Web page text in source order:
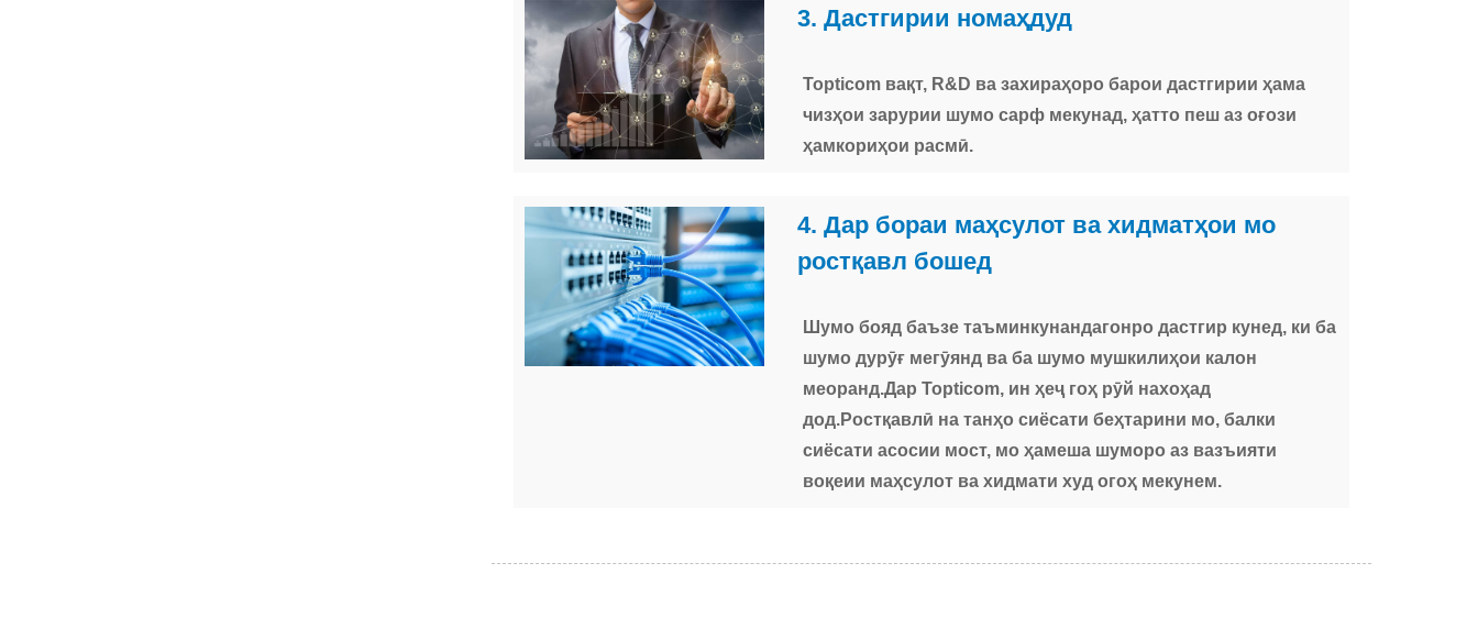
3. Дастгирии номаҳдуд
Topticom вақт, R&D ва захираҳоро барои дастгирии ҳама
чизҳои зарурии шумо сарф мекунад, ҳатто пеш аз оғози
ҳамкориҳои расмӣ.
4. Дар бораи маҳсулот ва хидматҳои мо
ростқавл бошед
Шумо бояд баъзе таъминкунандагонро дастгир кунед, ки ба
шумо дурӯғ мегӯянд ва ба шумо мушкилиҳои калон
меоранд.Дар Topticom, ин ҳеҷ гоҳ рӯй нахоҳад
дод.Ростқавлӣ на танҳо сиёсати беҳтарини мо, балки
сиёсати асосии мост, мо ҳамеша шуморо аз вазъияти
воқеии маҳсулот ва хидмати худ огоҳ мекунем.